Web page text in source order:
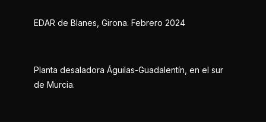
EDAR de Blanes, Girona. Febrero 2024
Planta desaladora Águilas-Guadalentín, en el sur
de Murcia.